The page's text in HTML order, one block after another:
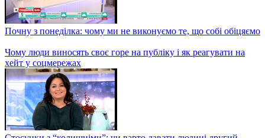
Почну з понеділка: чому ми не виконуємо те, що собі обіцяємо
Чому люди виносять своє горе на публіку і як реагувати на
хейт у соцмережах